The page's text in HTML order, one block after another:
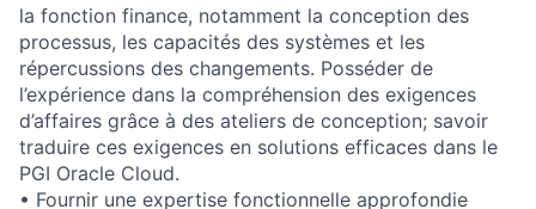
la fonction finance, notamment la conception des
processus, les capacités des systèmes et les
répercussions des changements. Posséder de
l’expérience dans la compréhension des exigences
d’affaires grâce à des ateliers de conception; savoir
traduire ces exigences en solutions efficaces dans le
PGI Oracle Cloud.
• Fournir une expertise fonctionnelle approfondie